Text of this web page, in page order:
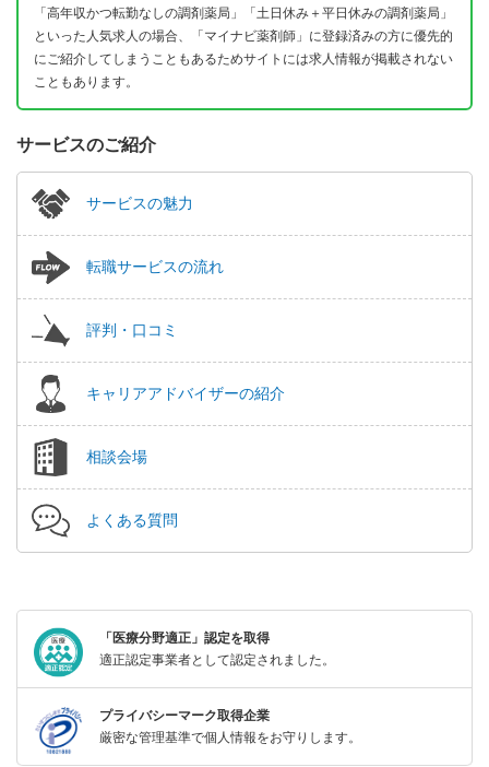
「高年収かつ転勤なしの調剤薬局」「土日休み＋平日休みの調剤薬局」
といった人気求人の場合、「マイナビ薬剤師」に登録済みの方に優先的
にご紹介してしまうこともあるためサイトには求人情報が掲載されない
こともあります。
サービスのご紹介
サービスの魅力
転職サービスの流れ
評判・口コミ
キャリアアドバイザーの紹介
相談会場
よくある質問
「医療分野適正」認定を取得
適正認定事業者として認定されました。
プライバシーマーク取得企業
厳密な管理基準で個人情報をお守りします。